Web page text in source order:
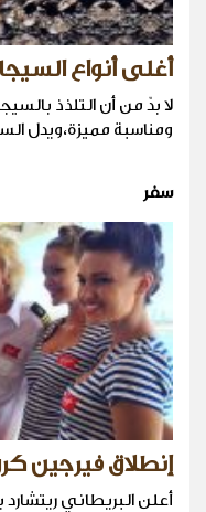
أغلى أنواع
لا بدّ من أن التلذذ
ومناسبة مميزة،ويدل
سفر
إنطلاق فيرجين كروزز
أعلن البريطاني